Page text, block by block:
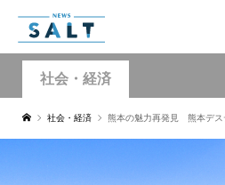
社会・経済
社会・経済 熊本の魅力再発見 熊本デス